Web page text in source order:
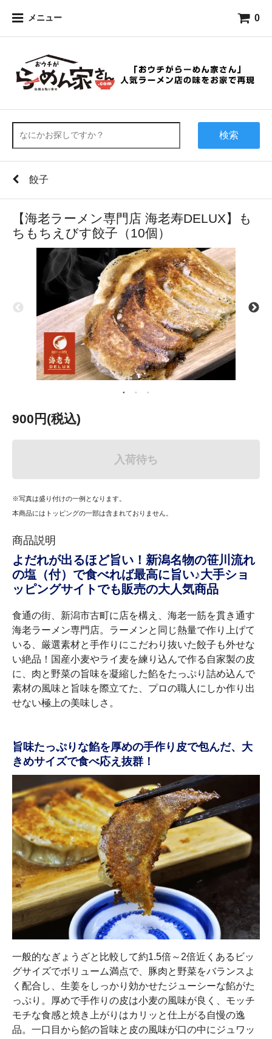
メニュー 0
検索
餃子
【海老ラーメン専門店 海老寿DELUX】も
ちもちえびす餃子（10個）
900円(税込)
入荷待ち
※写真は盛り付けの一例となります。
本商品にはトッピングの一部は含まれておりません。
商品説明
よだれが出るほど旨い！新潟名物の笹川流れ
の塩（付）で食べれば最高に旨い♪大手ショ
ッピングサイトでも販売の大人気商品
食通の街、新潟市古町に店を構え、海老一筋を貫き通す
海老ラーメン専門店。ラーメンと同じ熱量で作り上げて
いる、厳選素材と手作りにこだわり抜いた餃子も外せな
い絶品！国産小麦やライ麦を練り込んで作る自家製の皮
に、肉と野菜の旨味を凝縮した餡をたっぷり詰め込んで
素材の風味と旨味を際立てた、プロの職人にしか作り出
せない極上の美味しさ。
旨味たっぷりな餡を厚めの手作り皮で包んだ、大
きめサイズで食べ応え抜群！
一般的なぎょうざと比較して約1.5倍～2倍近くあるビッ
グサイズでボリューム満点で、豚肉と野菜をバランスよ
く配合し、生姜をしっかり効かせたジューシーな餡がた
っぷり。厚めで手作りの皮は小麦の風味が良く、モッチ
モチな食感と焼き上がりはカリッと仕上がる自慢の逸
品。一口目から餡の旨味と皮の風味が口の中にジュワッ